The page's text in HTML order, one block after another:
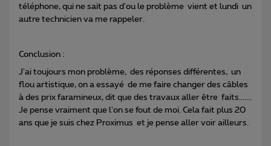
téléphone, qui ne sait pas d'ou le problème vient et lundi un
autre technicien va me rappeler.
Conclusion :
J'ai toujours mon problème, des réponses différentes, un
flou artistique, on a essayé de me faire changer des câbles
à des prix faramineux, dit que des travaux aller être faits.......
Je pense vraiment que l'on se fout de moi. Cela fait plus 20
ans que je suis chez Proximus et je pense aller voir ailleurs.